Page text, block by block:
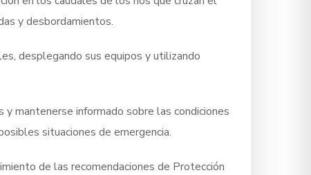
y desbordamientos.
desplegando sus equipos y utilizando
y mantenerse informado sobre las condiciones
situaciones de emergencia.
de las recomendaciones de Protección